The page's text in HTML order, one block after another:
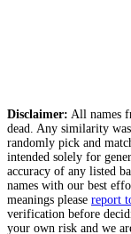
Disclaimer: All names
dead. Any similarity
randomly pick and
intended solely for
accuracy of any listed
names with our best
meanings please report
verification before
your own risk and we